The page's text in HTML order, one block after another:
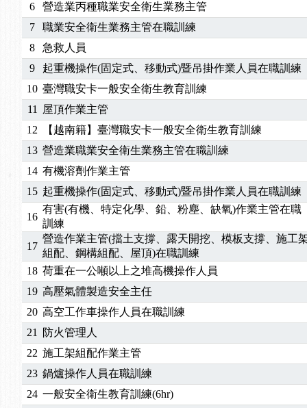
6
營造業丙種職業安全衛生業務主管
7
職業安全衛生業務主管在職訓練
8
急救人員
9
起重機操作(固定式、移動式)暨吊掛作業人員在職訓練
10 臺灣職安卡一般安全衛生教育訓練
11
屋頂作業主管
12
【越南籍】臺灣職安卡一般安全衛生教育訓練
13 營造業職業安全衛生業務主管在職訓練
14 有機溶劑作業主管
15 起重機操作(固定式、移動式)暨吊掛作業人員在職訓練
16
有害(有機、特定化學、鉛、粉塵、缺氧)作業主管在職
訓練
17
營造作業主管(擋土支撐、露天開挖、模板支撐、施工
組配、鋼構組配、屋頂)在職訓練
18 荷重在一公噸以上之堆高機操作人員
19 高壓氣體製造安全主任
20 高空工作車操作人員在職訓練
21
防火管理人
22 施工架組配作業主管
23 鍋爐操作人員在職訓練
24 一般安全衛生教育訓練(6hr)